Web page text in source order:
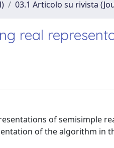
03.1 Articolo su rivista
real
of semisimple
of the algorithm in